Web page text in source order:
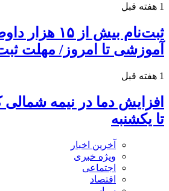
1 هفته قبل
ثبت‌نام بیش از
آموزشی تا امروز/ مهلت
1 هفته قبل
افزایش دما در نیمه شمالی
تا یکشنبه
آخرین اخبار
ویژه خبری
اجتماعی
اقتصاد